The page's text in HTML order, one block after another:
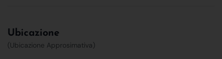
Ubicazione
(Ubicazione Approsimativa)